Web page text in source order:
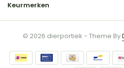
Keurmerken
© 2026 dierportiek - Theme By